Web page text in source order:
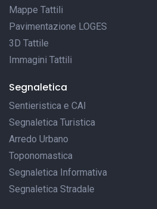
Mappe Tattili
Pavimentazione LOGES
3D Tattile
Immagini Tattili
Segnaletica
Sentieristica e CAI
Segnaletica Turistica
Arredo Urbano
Toponomastica
Segnaletica Informativa
Segnaletica Stradale